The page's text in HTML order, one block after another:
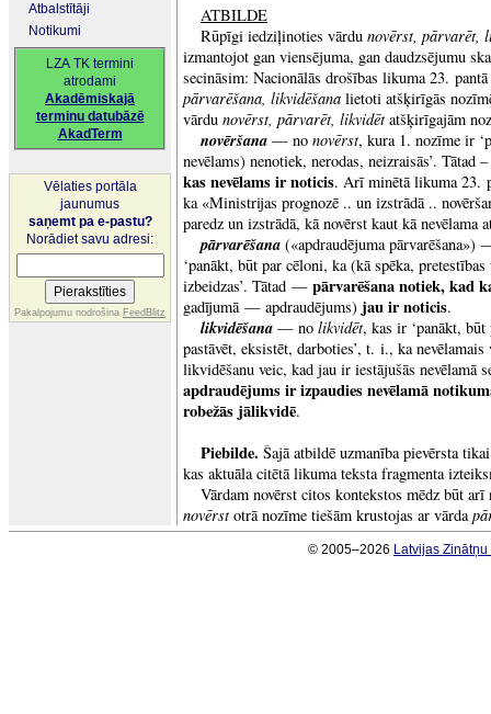
Atbalstītāji
Notikumi
LZA TK termini
atrodami
Akadēmiskajā
terminu datubāzē
AkadTerm
Vēlaties portāla
jaunumus
saņemt pa e-pastu?
Norādiet savu adresi:
Pakalpojumu nodrošina FeedBlitz
ATBILDE
Rūpīgi iedziļinoties vārdu novērst, pārvarēt,
izmantojot gan viensējuma, gan daudzsējumu
secināsim: Nacionālās drošības likuma 23.
pārvarēšana, likvidēšana lietoti atšķirīgās
vārdu novērst, pārvarēt, likvidētatšķirīgajām
novēršana — no novērst, kura 1. nozīme ir
nevēlams) nenotiek, nerodas, neizraisās’. Tātad –
kas nevēlams ir noticis. Arī minētā likuma 23.
ka «Ministrijas prognozē .. un izstrādā ..
paredz un izstrādā, kā novērst kaut kā nevēlama
pārvarēšana («apdraudējuma
‘panākt, būt par cēloni, ka (kā spēka,
izbeidzas’. Tātad — pārvarēšana notiek, kad
gadījumā — apdraudējums) jau ir noticis.
likvidēšana — no likvidēt, kas ir ‘panākt,
pastāvēt, eksistēt, darboties’, t. i., ka
likvidēšanu veic, kad jau ir iestājušās nevēlamā
apdraudējums ir izpaudies nevēlamā
robežās jālikvidē.
Piebilde. Šajā atbildē uzmanība pievērsta
kas aktuāla citētā likuma teksta fragmenta
Vārdam novērst citos kontekstos mēdz būt
novērstotrā nozīme tiešām krustojas ar vārda
© 2005–2026 Latvijas